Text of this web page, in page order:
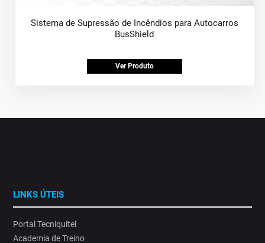
Sistema de Supressão de Incêndios para Autocarros
BusShield
Ver Produto
LINKS ÚTEIS
Portal Tecniquitel
Academia de Treino